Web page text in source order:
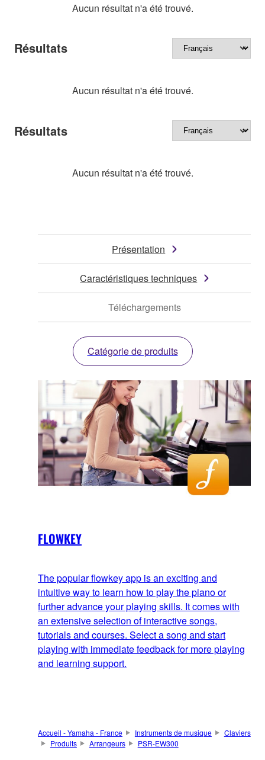
Aucun résultat n'a été trouvé.
Résultats
Aucun résultat n'a été trouvé.
Résultats
Aucun résultat n'a été trouvé.
Présentation
Caractéristiques techniques
Téléchargements
Catégorie de produits
FLOWKEY
The popular flowkey app is an exciting and
intuitive way to learn how to play the piano or
further advance your playing skills. It comes with
an extensive selection of interactive songs,
tutorials and courses. Select a song and start
playing with immediate feedback for more playing
and learning support.
Accueil - Yamaha - France Instruments de musique
Claviers
Produits
Arrangeurs PSR-EW300